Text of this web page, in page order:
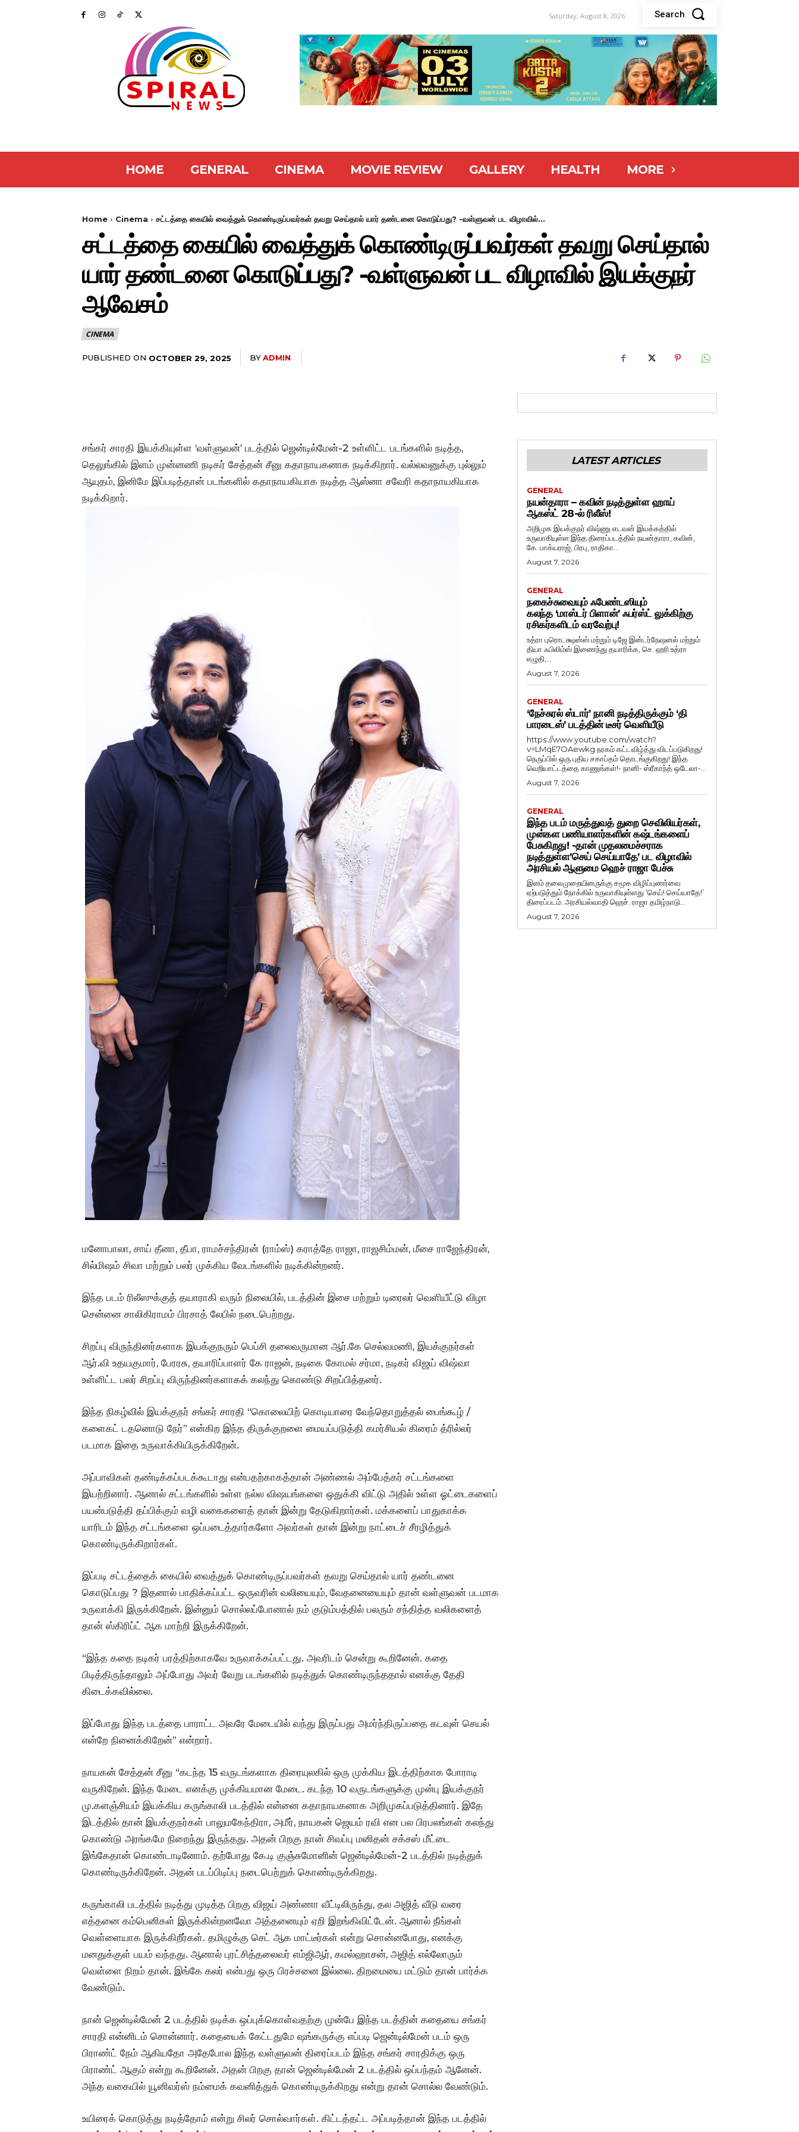
Saturday, August 8, 2026 Search
HOME GENERAL CINEMA MOVIE REVIEW GALLERY HEALTH MORE
Home Cinema சட்டத்தை கையில் வைத்துக் கொண்டிருப்பவர்கள் தவறு செய்தால் யார் தண்டனை கொடுப்பது? -வள்ளுவன் பட விழாவில்...
சட்டத்தை கையில் வைத்துக் கொண்டிருப்பவர்கள் தவறு செய்தால்
யார் தண்டனை கொடுப்பது? -வள்ளுவன் பட விழாவில் இயக்குநர்
ஆவேசம்
CINEMA
PUBLISHED ON OCTOBER 29, 2025 BYADMIN
சங்கர் சாரதி இயக்கியுள்ள ‘வள்ளுவன்’ படத்தில் ஜென்டில்மேன்-2 உள்ளிட்ட படங்களில் நடித்த,
தெலுங்கில் இளம் முன்னணி நடிகர் சேத்தன் சீனு கதாநாயகனாக நடிக்கிறார். வல்லவனுக்கு புல்லும்
ஆயுதம், இனிமே இப்படித்தான் படங்களில் கதாநாயகியாக நடித்த ஆஸ்னா சவேரி கதாநாயகியாக
நடிக்கிறார்.
மனோபாலா, சாய் தீனா, தீபா, ராமச்சந்திரன் (ராம்ஸ்) கராத்தே ராஜா, ராஜசிம்மன், மீசை ராஜேந்திரன்,
சில்மிஷம் சிவா மற்றும் பலர் முக்கிய வேடங்களில் நடிக்கின்றனர்.
இந்த படம் ரிலீஸுக்குத் தயாராகி வரும் நிலையில், படத்தின் இசை மற்றும் டிரைலர் வெளியீட்டு விழா
சென்னை சாலிகிராமம் பிரசாத் லேபில் நடைபெற்றது.
சிறப்பு விருந்தினர்களாக இயக்குநரும் பெப்சி தலைவருமான ஆர்.கே செல்வமணி, இயக்குநர்கள்
ஆர்.வி உதயகுமார், பேரரசு, தயாரிப்பாளர் கே ராஜன், நடிகை கோமல் சர்மா, நடிகர் விஜய் விஷ்வா
உள்ளிட்ட பலர் சிறப்பு விருந்தினர்களாகக் கலந்து கொண்டு சிறப்பித்தனர்.
இந்த நிகழ்வில் இயக்குநர் சங்கர் சாரதி “கொலையிற் கொடியாரை வேந்தொறுத்தல் பைங்கூழ் /
களைகட் டதனொடு நேர்” என்கிற இந்த திருக்குறளை மையப்படுத்தி கமர்சியல் கிரைம் த்ரில்லர்
படமாக இதை உருவாக்கியிருக்கிறேன்.
அப்பாவிகள் தண்டிக்கப்படக்கூடாது என்பதற்காகத்தான் அண்ணல் அம்பேத்கர் சட்டங்களை
இயற்றினார். ஆனால் சட்டங்களில் உள்ள நல்ல விஷயங்களை ஒதுக்கி விட்டு அதில் உள்ள ஓட்டைகளைப்
பயன்படுத்தி தப்பிக்கும் வழி வகைகளைத் தான் இன்று தேடுகிறார்கள். மக்களைப் பாதுகாக்க
யாரிடம் இந்த சட்டங்களை ஒப்படைத்தார்களோ அவர்கள் தான் இன்று நாட்டைச் சீரழித்துக்
கொண்டிருக்கிறார்கள்.
இப்படி சட்டத்தைக் கையில் வைத்துக் கொண்டிருப்பவர்கள் தவறு செய்தால் யார் தண்டனை
கொடுப்பது ? இதனால் பாதிக்கப்பட்ட ஒருவரின் வலியையும், வேதனையையும் தான் வள்ளுவன் படமாக
உருவாக்கி இருக்கிறேன். இன்னும் சொல்லப்போனால் நம் குடும்பத்தில் பலரும் சந்தித்த வலிகளைத்
தான் ஸ்கிரிப்ட் ஆக மாற்றி இருக்கிறேன்.
“இந்த கதை நடிகர் பரத்திற்காகவே உருவாக்கப்பட்டது. அவரிடம் சென்று கூறினேன். கதை
பிடித்திருந்தாலும் அப்போது அவர் வேறு படங்களில் நடித்துக் கொண்டிருந்ததால் எனக்கு தேதி
கிடைக்கவில்லை.
இப்போது இந்த படத்தை பாராட்ட அவரே மேடையில் வந்து இருப்பது அமர்ந்திருப்பதை கடவுள் செயல்
என்றே நினைக்கிறேன்” என்றார்.
நாயகன் சேத்தன் சீனு “கடந்த 15 வருடங்களாக திரையுலகில் ஒரு முக்கிய இடத்திற்காக போராடி
வருகிறேன். இந்த மேடை எனக்கு முக்கியமான மேடை. கடந்த 10 வருடங்களுக்கு முன்பு இயக்குநர்
மு.களஞ்சியம் இயக்கிய கருங்காலி படத்தில் என்னை கதாநாயகனாக அறிமுகப்படுத்தினார். இதே
இடத்தில் தான் இயக்குநர்கள் பாலுமகேந்திரா, அமீர், நாயகன் ஜெயம் ரவி என பல பிரபலங்கள் கலந்து
கொண்டு அரங்கமே நிறைந்து இருந்தது. அதன் பிறகு நான் சிவப்பு மனிதன் சக்சஸ் மீட்டை
இங்கேதான் கொண்டாடினோம். தற்போது கே.டி குஞ்சுமோனின் ஜென்டில்மேன்-2 படத்தில் நடித்துக்
கொண்டிருக்கிறேன். அதன் படப்பிடிப்பு நடைபெற்றுக் கொண்டிருக்கிறது.
கருங்காலி படத்தில் நடித்து முடித்த பிறகு விஜய் அண்ணா வீட்டிலிருந்து, தல அஜித் வீடு வரை
எத்தனை கம்பெனிகள் இருக்கின்றனவோ அத்தனையும் ஏறி இறங்கிவிட்டேன். ஆனால் நீங்கள்
வெள்ளையாக இருக்கிறீர்கள். தமிழுக்கு செட் ஆக மாட்டீர்கள் என்று சொன்னபோது, எனக்கு
மனதுக்குள் பயம் வந்தது. ஆனால் புரட்சித்தலைவர் எம்ஜிஆர், கமல்ஹாசன், அஜித் எல்லோரும்
வெள்ளை நிறம் தான். இங்கே கலர் என்பது ஒரு பிரச்சனை இல்லை. திறமையை மட்டும் தான் பார்க்க
வேண்டும்.
நான் ஜென்டில்மேன் 2 படத்தில் நடிக்க ஒப்புக்கொள்வதற்கு முன்பே இந்த படத்தின் கதையை சங்கர்
சாரதி என்னிடம் சொன்னார். கதையைக் கேட்டதுமே ஷங்கருக்கு எப்படி ஜென்டில்மேன் படம் ஒரு
பிராண்ட் நேம் ஆகியதோ அதேபோல இந்த வள்ளுவன் திரைப்படம் இந்த சங்கர் சாரதிக்கு ஒரு
பிராண்ட் ஆகும் என்று கூறினேன். அதன் பிறகு தான் ஜென்டில்மேன் 2 படத்தில் ஒப்பந்தம் ஆனேன்.
அந்த வகையில் யூனிவர்ஸ் நம்மைக் கவனித்துக் கொண்டிருக்கிறது என்று தான் சொல்ல வேண்டும்.
உயிரைக் கொடுத்து நடித்தோம் என்று சிலர் சொல்வார்கள். கிட்டத்தட்ட அப்படித்தான் இந்த படத்தில்
LATEST ARTICLES
GENERAL
நயன்தாரா – கவின் நடித்துள்ள ஹாய்
ஆகஸ்ட் 28-ல் ரிலீஸ்!
அறிமுக இயக்குநர் விஷ்ணு எடவன் இயக்கத்தில்
உருவாகியுள்ள இந்த திரைப்படத்தில் நயன்தாரா, கவின்,
கே. பாக்யராஜ், பிரபு, ராதிகா...
August 7, 2026
GENERAL
நகைச்சுவையும் ஃபேண்டஸியும்
கலந்த ‘மாஸ்டர் பிளான்’ ஃபர்ஸ்ட் லுக்கிற்கு
ரசிகர்களிடம் வரவேற்பு!
உத்ரா புரொடக்ஷன்ஸ் மற்றும் டிஜே இன்டர்நேஷனல் மற்றும்
தியா ஃபிலிம்ஸ் இணைந்து தயாரிக்க, செ. ஹரி உத்ரா
எழுதி,...
August 7, 2026
GENERAL
‘நேச்சுரல் ஸ்டார்’ நானி நடித்திருக்கும் ‘தி
பாரடைஸ்’ படத்தின் டீசர் வெளியீடு
https://www.youtube.com/watch?
v=LMqE7OAewkg நரகம் கட்டவிழ்த்து விடப்படுகிறது!
நெருப்பில் ஒரு புதிய சகாப்தம் தொடங்குகிறது! இந்த
வெறியாட்டத்தை காணுங்கள்!- நானி- ஸ்ரீகாந்த் ஒடேலா-...
August 7, 2026
GENERAL
இந்த படம் மருத்துவத் துறை செவிலியர்கள்,
முன்கள பணியாளர்களின் கஷ்டங்களைப்
பேசுகிறது! -தான் முதலமைச்சராக
நடித்துள்ள’செய் செய்யாதே’ பட விழாவில்
அரசியல் ஆளுமை ஹெச் ராஜா பேச்சு
இளம் தலைமுறையினருக்கு சமூக விழிப்புணர்வை
ஏற்படுத்தும் நோக்கில் உருவாகியுள்ளது ‘செய்! செய்யாதே!’
திரைப்படம். அரசியல்வாதி ஹெச். ராஜா தமிழ்நாடு...
August 7, 2026